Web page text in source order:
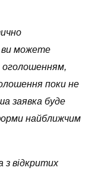
ви можете
оголошенням,
поки не
заявка буде
найближчим
з відкритих